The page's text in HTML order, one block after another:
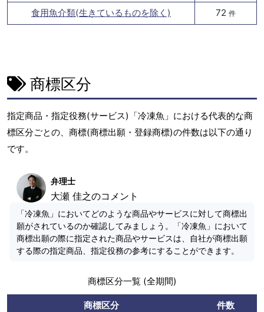
食用魚介類(生きているものを除く) 72 件
商標区分
指定商品・指定役務(サービス)「冷凍魚」における代表的な商
標区分ごとの、商標(商標出願・登録商標)の件数は以下の通り
です。
弁理士
大瀬 佳之のコメント
「冷凍魚」においてどのような商品やサービスに対して商標出
願がされているのか確認してみましょう。「冷凍魚」において
商標出願の際に指定された商品やサービスは、自社が商標出願
する際の指定商品、指定役務の参考にすることができます。
商標区分一覧 (全期間)
商標区分
件数